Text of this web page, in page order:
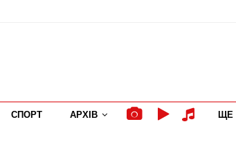
СПОРТ АРХІВ ЩЕ